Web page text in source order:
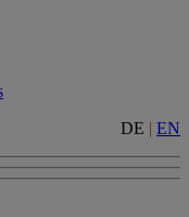
DE | EN